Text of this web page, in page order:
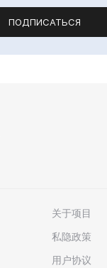
ПОДПИСАТЬСЯ
关于项目
私隐政策
用户协议